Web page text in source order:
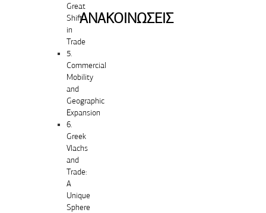
Great
Shift
in
Trade
5.
Commercial
Mobility
and
Geographic
Expansion
6.
Greek
Vlachs
and
Trade:
A
Unique
Sphere
ΑΝΑΚΟΙΝΩΣΕΙΣ